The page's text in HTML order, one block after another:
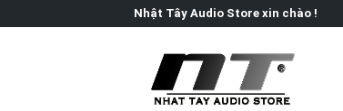
to
Nhật Tây Audio Store xin chào !